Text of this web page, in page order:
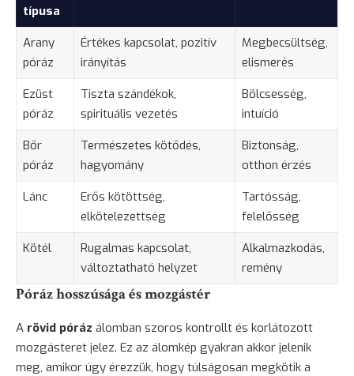
típusa
Arany
póráz
Értékes kapcsolat, pozitív
irányítás
Megbecsültség,
elismerés
Ezüst
póráz
Tiszta szándékok,
spirituális vezetés
Bölcsesség,
intuíció
Bőr
póráz
Természetes kötődés,
hagyomány
Biztonság,
otthon érzés
Lánc
Erős kötöttség,
elkötelezettség
Tartósság,
felelősség
Kötél
Rugalmas kapcsolat,
változtatható helyzet
Alkalmazkodás,
remény
Póráz hosszúsága és mozgástér
A rövid póráz álomban szoros kontrollt és korlátozott
mozgásteret jelez. Ez az álomkép gyakran akkor jelenik
meg, amikor úgy érezzük, hogy túlságosan megkötik a